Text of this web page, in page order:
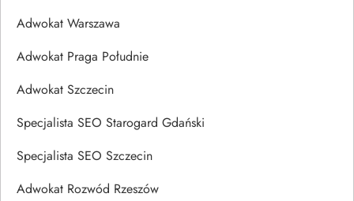
Adwokat Warszawa
Adwokat Praga Południe
Adwokat Szczecin
Specjalista SEO Starogard Gdański
Specjalista SEO Szczecin
Adwokat Rozwód Rzeszów